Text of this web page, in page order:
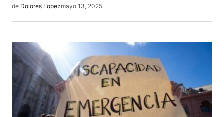
de Dolores Lopezmayo 13, 2025